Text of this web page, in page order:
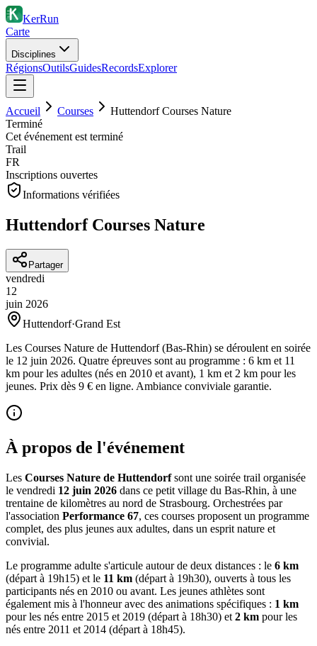
KerRun
Carte
Disciplines
RégionsOutilsGuidesRecordsExplorer
Accueil Courses
Huttendorf Courses Nature
Terminé
Cet événement est terminé
Trail
FR
Inscriptions ouvertes
Informations vérifiées
Huttendorf Courses Nature
Partager
vendredi
12
juin 2026
Huttendorf·Grand Est
Les Courses Nature de Huttendorf (Bas-Rhin) se déroulent en soirée
le 12 juin 2026. Quatre épreuves sont au programme : 6 km et 11
km pour les adultes (nés en 2010 et avant), 1 km et 2 km pour les
jeunes. Prix dès 9 € en ligne. Ambiance conviviale garantie.
À propos de l'événement
Les Courses Nature de Huttendorfsont une soirée trail organisée
le vendredi 12 juin 2026 dans ce petit village du Bas-Rhin, à une
trentaine de kilomètres au nord de Strasbourg. Orchestrées par
l'association Performance 67, ces courses proposent un programme
complet, des plus jeunes aux adultes, dans un esprit nature et
convivial.
Le programme adulte s'articule autour de deux distances : le 6 km
(départ à 19h15) et le 11 km (départ à 19h30), ouverts à tous les
participants nés en 2010 ou avant. Les jeunes athlètes sont
également mis à l'honneur avec des animations spécifiques : 1 km
pour les nés entre 2015 et 2019 (départ à 18h30) et 2 km pour les
nés entre 2011 et 2014 (départ à 18h45).